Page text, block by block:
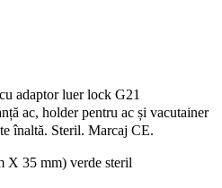
adaptor luer lock G21
ac, holder pentru ac și vacutainer
înaltă. Steril. Marcaj CE.
X 35 mm) verde steril